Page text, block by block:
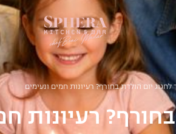
לחגוג יום הולדת בחורף? רעיונות חמים ונעימים
רעיונות